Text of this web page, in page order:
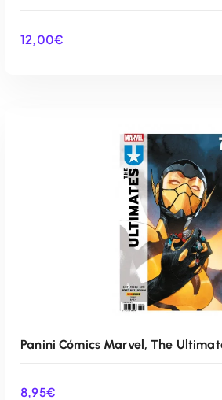
12,00€
Panini Cómics Marvel, The
8,95€